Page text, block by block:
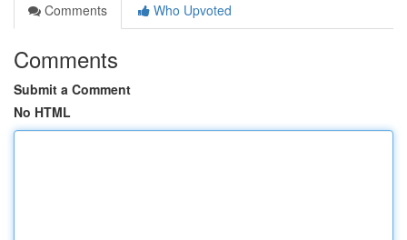
Comments
Who Upvoted
Comments
Submit a Comment
No HTML